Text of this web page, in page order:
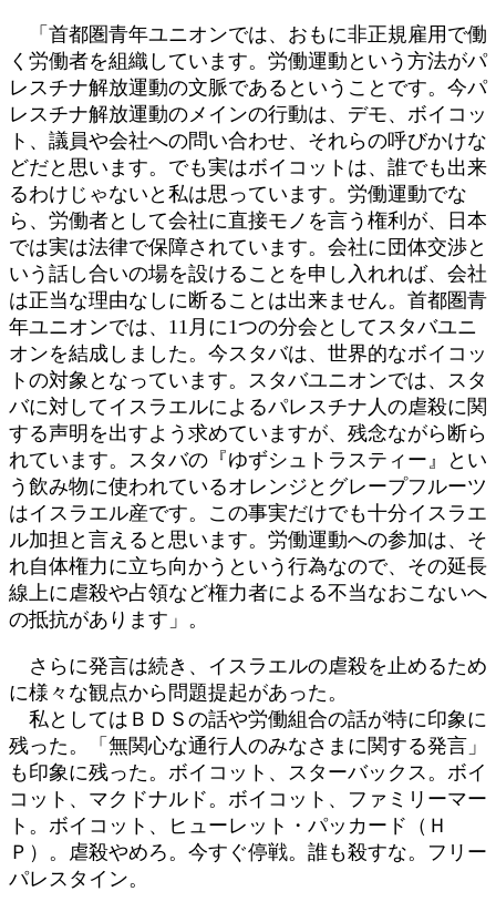
「首都圏青年ユニオンでは、おもに非正規雇用で働
く労働者を組織しています。労働運動という方法がパ
レスチナ解放運動の文脈であるということです。今パ
レスチナ解放運動のメインの行動は、デモ、ボイコッ
ト、議員や会社への問い合わせ、それらの呼びかけな
どだと思います。でも実はボイコットは、誰でも出来
るわけじゃないと私は思っています。労働運動でな
ら、労働者として会社に直接モノを言う権利が、日本
では実は法律で保障されています。会社に団体交渉と
いう話し合いの場を設けることを申し入れれば、会社
は正当な理由なしに断ることは出来ません。首都圏青
年ユニオンでは、11月に1つの分会としてスタバユニ
オンを結成しました。今スタバは、世界的なボイコッ
トの対象となっています。スタバユニオンでは、スタ
バに対してイスラエルによるパレスチナ人の虐殺に関
する声明を出すよう求めていますが、残念ながら断ら
れています。スタバの『ゆずシュトラスティー』とい
う飲み物に使われているオレンジとグレープフルーツ
はイスラエル産です。この事実だけでも十分イスラエ
ル加担と言えると思います。労働運動への参加は、そ
れ自体権力に立ち向かうという行為なので、その延長
線上に虐殺や占領など権力者による不当なおこないへ
の抵抗があります」。
さらに発言は続き、イスラエルの虐殺を止めるため
に様々な観点から問題提起があった。
私としてはＢＤＳの話や労働組合の話が特に印象に
残った。「無関心な通行人のみなさまに関する発言」
も印象に残った。ボイコット、スターバックス。ボイ
コット、マクドナルド。ボイコット、ファミリーマー
ト。ボイコット、ヒューレット・パッカード（Ｈ
Ｐ）。虐殺やめろ。今すぐ停戦。誰も殺すな。フリー
パレスタイン。